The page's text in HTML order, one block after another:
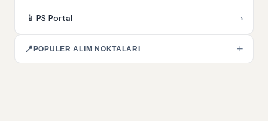
📱 PS Portal ›
📍 POPÜLER ALIM NOKTALARI +